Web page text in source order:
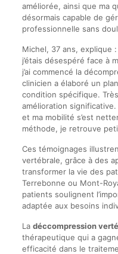
améliorée, ainsi que ma
désormais capable de
professionnelle sans
Michel, 37 ans, explique
j’étais désespéré face à
j’ai commencé la
clinicien a élaboré un
condition spécifique.
amélioration
et ma mobilité s’est
méthode, je retrouve
Ces témoignages
vertébrale, grâce à des
transformer la vie des
Terrebonne ou Mont-
patients soulignent
adaptée aux besoins
La déccompression
thérapeutique qui a
efficacité dans le